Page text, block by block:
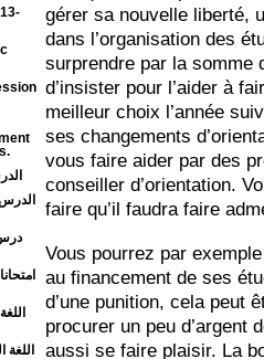
درس
gérer sa nouvelle liberté,
dans l’organisation des
surprendre par la somme
d’insister pour l’aider à
meilleur choix l’année
ses changements
vous faire aider par des
conseiller d’orientation.
faire qu’il faudra faire
Vous pourrez par
au financement de ses
d’une punition, cela peut
procurer un peu d’argent
aussi se faire plaisir. La